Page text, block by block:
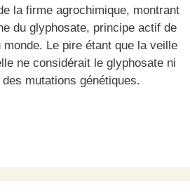
la firme agrochimique, montrant
du glyphosate, principe actif de
Le pire étant que la veille
ne considérait le glyphosate ni
mutations génétiques.